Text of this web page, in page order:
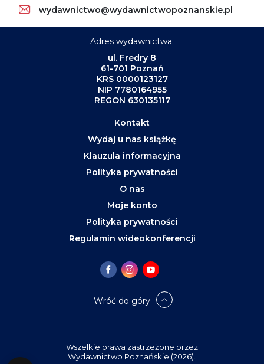
wydawnictwo@wydawnictwopoznanskie.pl
Adres wydawnictwa:
ul. Fredry 8
61-701 Poznań
KRS 0000123127
NIP 7780164955
REGON 630135117
Kontakt
Wydaj u nas książkę
Klauzula informacyjna
Polityka prywatności
O nas
Moje konto
Polityka prywatności
Regulamin wideokonferencji
Wróć do góry
Wszelkie prawa zastrzeżone przez
Wydawnictwo Poznańskie (2026).